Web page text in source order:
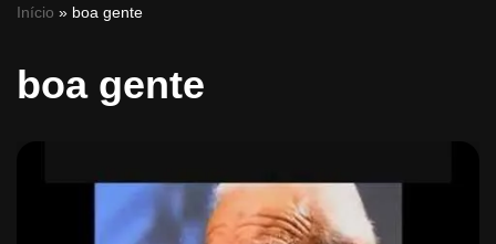
Início » boa gente
boa gente